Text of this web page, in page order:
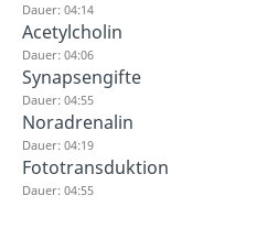
Dauer: 04:14
Acetylcholin
Dauer: 04:06
Synapsengifte
Dauer: 04:55
Noradrenalin
Dauer: 04:19
Fototransduktion
Dauer: 04:55